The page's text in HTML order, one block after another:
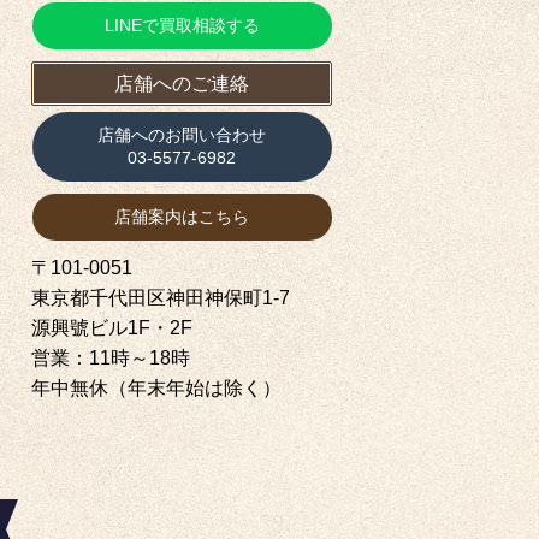
LINEで買取相談する
店舗へのご連絡
店舗へのお問い合わせ
03-5577-6982
店舗案内はこちら
〒101-0051
東京都千代田区神田神保町1‐7
源興號ビル1F・2F
営業：11時～18時
年中無休（年末年始は除く）